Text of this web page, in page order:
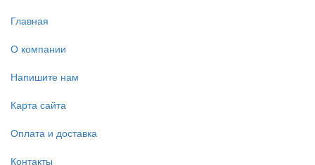
Главная
О компании
Напишите нам
Карта сайта
Оплата и доставка
Контакты